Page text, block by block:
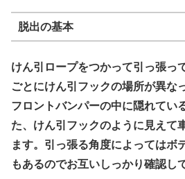
脱出の基本
けん引ロープをつかって引っ張っ
ごとにけん引フックの場所が異な
フロントバンパーの中に隠れてい
た、けん引フックのように見えて
ます。引っ張る角度によってはボ
もあるのでお互いしっかり確認し